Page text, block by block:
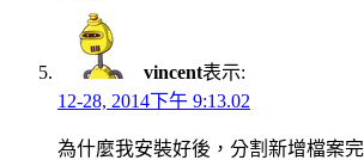
vincent表示:
12-28, 2014下午 9:13.02
為什麼我安裝好後，分割新增檔案